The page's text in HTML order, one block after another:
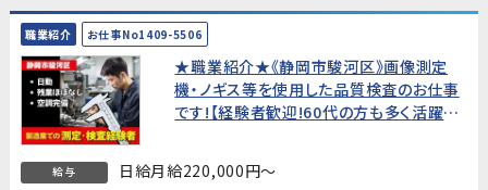
職業紹介 お仕事No1409-5506
★職業紹介★《静岡市駿河区》画像測定
機・ノギス等を使用した品質検査のお仕事
です!【経験者歓迎!60代の方も多く活躍
給与 日給月給220,000円～